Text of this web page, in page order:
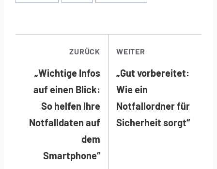
ZURÜCK
„Wichtige Infos
auf einen Blick:
So helfen Ihre
Notfalldaten auf
dem
Smartphone“
WEITER
„Gut vorbereitet:
Wie ein
Notfallordner für
Sicherheit sorgt“